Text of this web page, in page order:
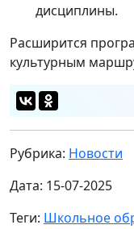
дисциплины.
Расширится
культурным
Рубрика: Новости
Дата: 15-07-2025
Теги: Школьное